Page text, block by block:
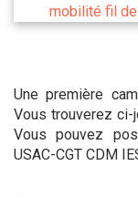
Une première
Vous trouverez ci-
Vous pouvez
USAC-CGT CDM